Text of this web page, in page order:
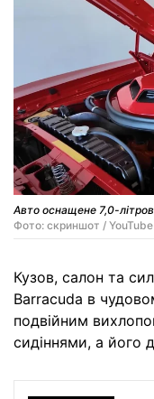
Авто оснащене 7,0-
Фото: скриншот / YouTube
Кузов, салон та
Barracuda в
подвійним
сидіннями, а його